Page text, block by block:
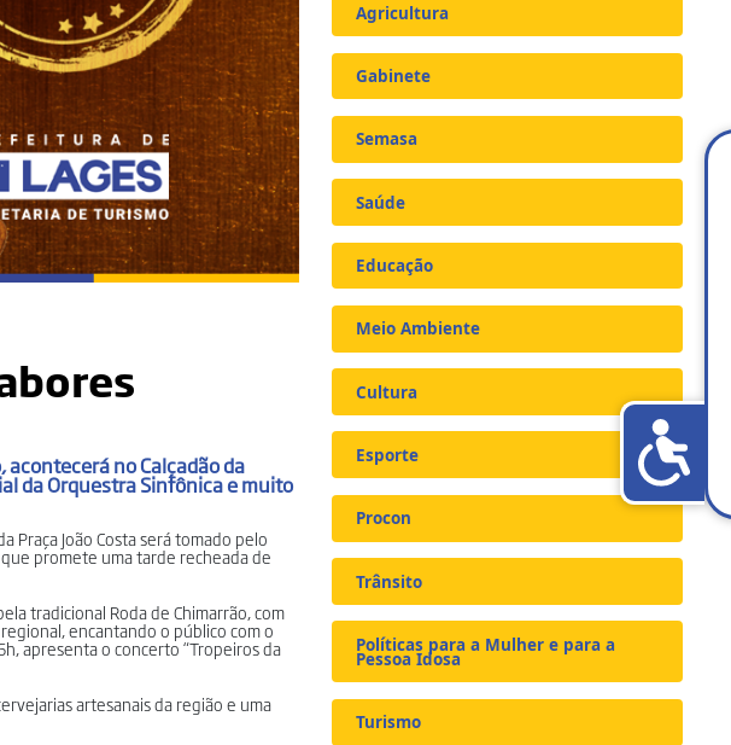
no Calçadão da
da Orquestra Sinfônica e muito
Praça João Costa será tomado pelo
promete uma tarde recheada de
tradicional Roda de Chimarrão, com
encantando o público com o
apresenta o concerto “Tropeiros da
artesanais da região e uma
Agricultura
Gabinete
Semasa
Saúde
Educação
Meio Ambiente
Cultura
Esporte
Procon
Trânsito
Políticas para a Mulher e para a
Pessoa Idosa
Turismo